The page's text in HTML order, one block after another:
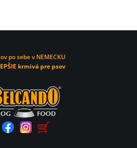
po sebe v NEMECKU
krmivá pre psov